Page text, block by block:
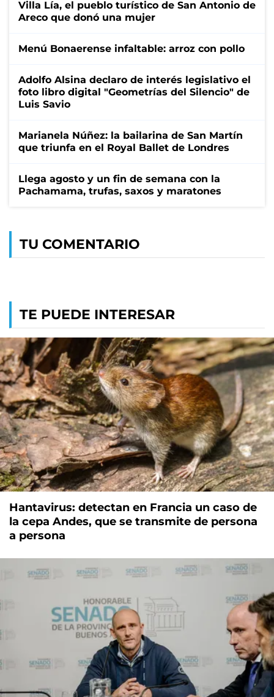
Villa Lía, el pueblo turístico de San Antonio de
Areco que donó una mujer
Menú Bonaerense infaltable: arroz con pollo
Adolfo Alsina declaro de interés legislativo el
foto libro digital "Geometrías del Silencio" de
Luis Savio
Marianela Núñez: la bailarina de San Martín
que triunfa en el Royal Ballet de Londres
Llega agosto y un fin de semana con la
Pachamama, trufas, saxos y maratones
TU COMENTARIO
TE PUEDE INTERESAR
Hantavirus: detectan en Francia un caso de
la cepa Andes, que se transmite de persona
a persona